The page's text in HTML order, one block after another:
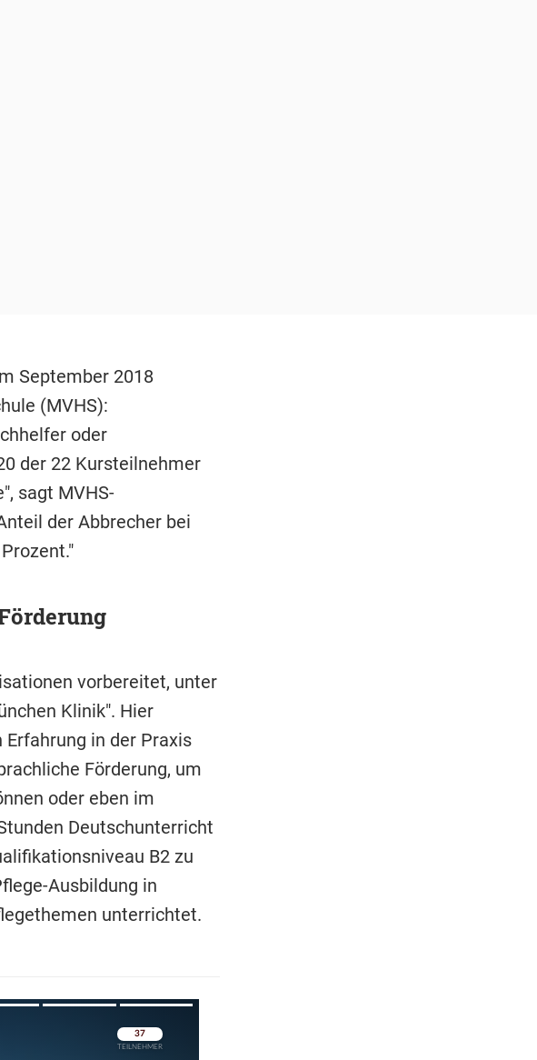
September 2018
(MVHS):
oder
der 22 Kursteilnehmer
sagt MVHS-
der Abbrecher bei
vorbereitet, unter
Klinik". Hier
in der Praxis
Förderung, um
oder eben im
Deutschunterricht
B2 zu
Ausbildung in
unterrichtet.
Überspringen